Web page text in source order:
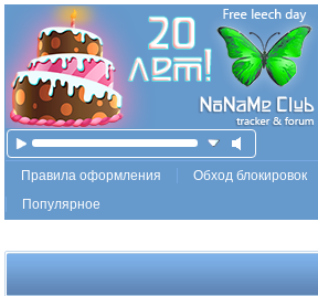
Правила оформления
Обход блокировок
Популярное